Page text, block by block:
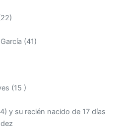
(41)
(15 )
y su recién nacido de 17 días